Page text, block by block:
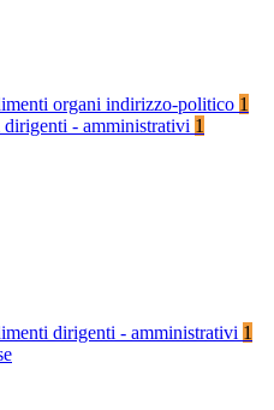
organi indirizzo-politico 1
- amministrativi 1
dirigenti - amministrativi 1